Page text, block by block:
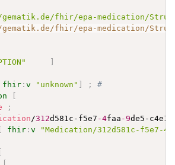
fhir/epa-medication/
fhir/epa-medication/
fhir :v "unknown" ;
#
;
/312d581c-f5e7 -4faa -9de5-
fhir :v
"Medication/312d581c-f5e7-